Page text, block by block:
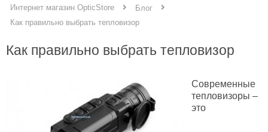
Интернет магазин OpticStore
Блог
Как правильно выбрать тепловизор
Как правильно выбрать тепловизор
Современные
тепловизоры –
это